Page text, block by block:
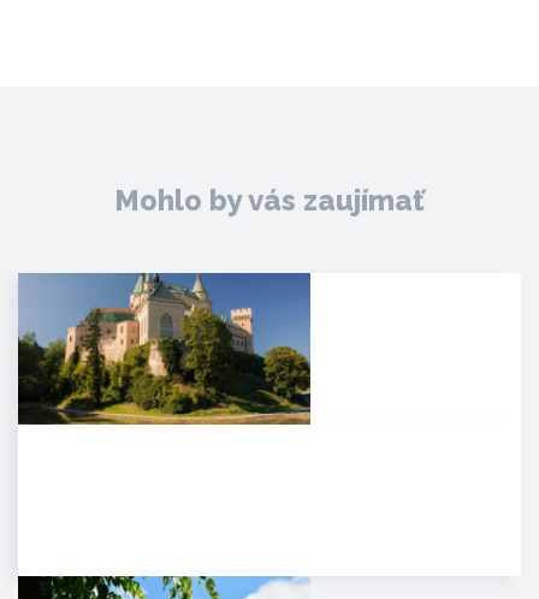
Mohlo by vás zaujímať